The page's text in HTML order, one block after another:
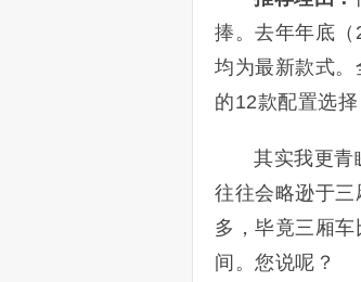
捧。去年年底
均为最新款式
的12款配置选
其实我更青
往往会略逊于三
多，毕竟三厢车
间。您说呢？